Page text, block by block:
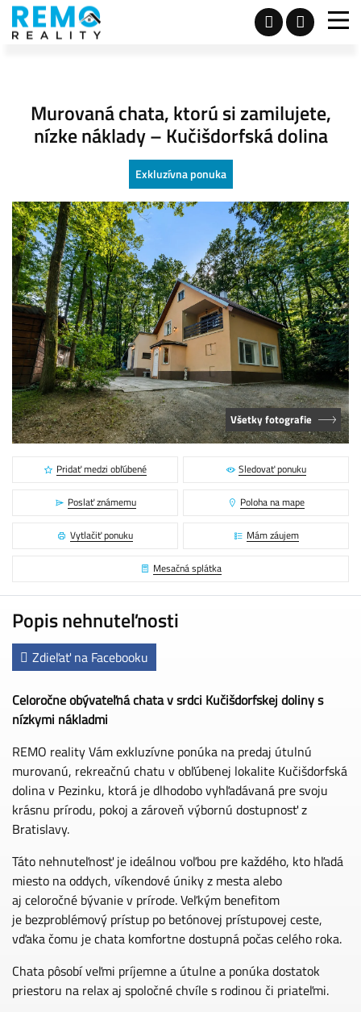
Murovaná chata, ktorú si zamilujete,
nízke náklady – Kučišdorfská dolina
Exkluzívna ponuka
Všetky fotografie
Pridať medzi obľúbené Sledovať ponuku
Poslať známemu Poloha na mape
Vytlačiť ponuku Mám záujem
Mesačná splátka
Popis nehnuteľnosti
Zdieľať na Facebooku
Celoročne obývateľná chata v srdci Kučišdorfskej doliny s
nízkymi nákladmi
REMO reality Vám exkluzívne ponúka na predaj útulnú
murovanú, rekreačnú chatu v obľúbenej lokalite Kučišdorfská
dolina v Pezinku, ktorá je dlhodobo vyhľadávaná pre svoju
krásnu prírodu, pokoj a zároveň výbornú dostupnosť z
Bratislavy.
Táto nehnuteľnosť je ideálnou voľbou pre každého, kto hľadá
miesto na oddych, víkendové úniky z mesta alebo
aj celoročné bývanie v prírode. Veľkým benefitom
je bezproblémový prístup po betónovej prístupovej ceste,
vďaka čomu je chata komfortne dostupná počas celého roka.
Chata pôsobí veľmi príjemne a útulne a ponúka dostatok
priestoru na relax aj spoločné chvíle s rodinou či priateľmi.